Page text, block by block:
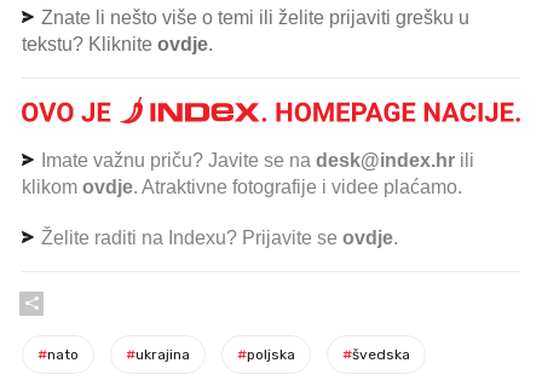
Znate li nešto više o temi ili želite prijaviti grešku u
tekstu? Kliknite ovdje.
Imate važnu priču? Javite se na desk@index.hr ili
klikom ovdje. Atraktivne fotografije i videe plaćamo.
Želite raditi na Indexu? Prijavite se ovdje.
#nato #ukrajina #poljska #švedska